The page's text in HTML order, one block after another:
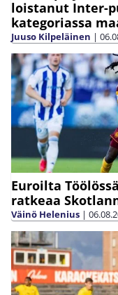
loistanut Inter-
kategoriassa
Juuso Kilpeläinen |
Euroilta
ratkeaa
Väinö Helenius |